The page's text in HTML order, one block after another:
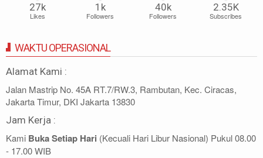
27k
Likes
1k
Followers
40k
Followers
2.35K
Subscribes
WAKTU OPERASIONAL
Alamat Kami :
Jalan Mastrip No. 45A RT.7/RW.3, Rambutan, Kec. Ciracas,
Jakarta Timur, DKI Jakarta 13830
Jam Kerja :
Kami Buka Setiap Hari (Kecuali Hari Libur Nasional) Pukul 08.00
- 17.00 WIB